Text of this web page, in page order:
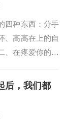
四种东西：分手
、高高在上的自
、在疼爱你的人
汉子。三、真
结果的，只能叫
果...
后，我们都